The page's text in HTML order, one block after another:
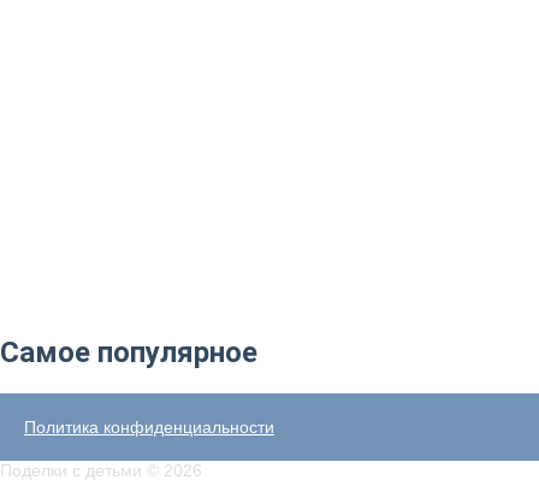
Самое популярное
Политика конфиденциальности
Поделки с детьми © 2026